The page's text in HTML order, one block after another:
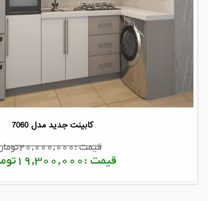
کابینت جدید مدل 7060
قیمت :20,000,000تومان
قیمت :19,300,000تومان